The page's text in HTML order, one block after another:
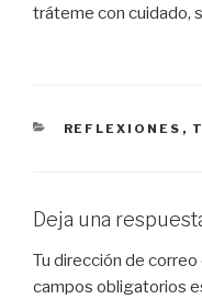
tráteme con cuidado,
CATEGORÍAS
REFLEXIONES ,
Deja una
Tu dirección de
campos obligatorios